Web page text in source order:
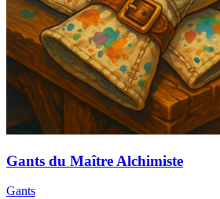
Gants du Maître Alchimiste
Gants